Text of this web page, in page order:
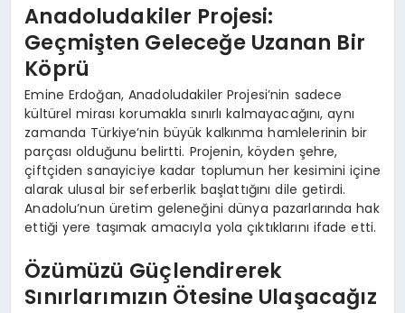
Anadoludakiler Projesi:
Geçmişten Geleceğe Uzanan Bir
Köprü
Emine Erdoğan, Anadoludakiler Projesi’nin sadece
kültürel mirası korumakla sınırlı kalmayacağını, aynı
zamanda Türkiye’nin büyük kalkınma hamlelerinin bir
parçası olduğunu belirtti. Projenin, köyden şehre,
çiftçiden sanayiciye kadar toplumun her kesimini içine
alarak ulusal bir seferberlik başlattığını dile getirdi.
Anadolu’nun üretim geleneğini dünya pazarlarında hak
ettiği yere taşımak amacıyla yola çıktıklarını ifade etti.
Özümüzü Güçlendirerek
Sınırlarımızın Ötesine Ulaşacağız